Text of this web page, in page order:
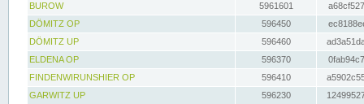
BUROW
5961601
DÖMITZ OP
596450
DÖMITZ UP
596460
ELDENA OP
596370
FINDENWIRUNSHIER OP
596410
GARWITZ UP
596230